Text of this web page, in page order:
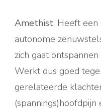
Amethist: Heeft een
autonome
zich gaat
Werkt dus goed
gerelateerde